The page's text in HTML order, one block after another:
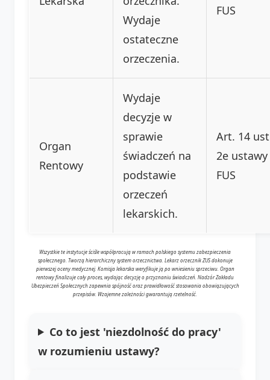
Wydaje
ostateczne
orzeczenia.
FUS
Organ
Rentowy
Wydaje
decyzje w
sprawie
świadczeń na
podstawie
orzeczeń
lekarskich.
Art. 14
2e
FUS
Wszystkie te instytucje ściśle współpracują w ramach polskiego systemu zabezpieczenia
społecznego. Tworzą hierarchiczny system orzecznictwa. Lekarz orzecznik ZUS dokonuje
pierwszej oceny medycznej. Komisja lekarska weryfikuje ją po wniesieniu sprzeciwu. Organ
rentowy finalizuje cały proces, wydając decyzję o przyznaniu świadczeń. Nadzór Zakładu
Ubezpieczeń Społecznych zapewnia spójność oraz prawidłowość stosowania obowiązujących
przepisów. Wzajemne zależności gwarantują rzetelność.
Co to jest 'niezdolność do pracy'
w rozumieniu ustawy?